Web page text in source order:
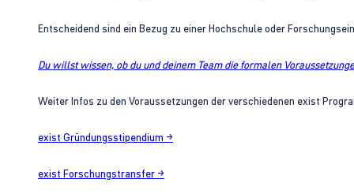
Entscheidend sind ein Bezug zu einer Hochschule oder
Du willst wissen, ob du und deinem Team die formalen
Weiter Infos zu den Voraussetzungen der verschiedenen exist
exist Gründungsstipendium →
exist Forschungstransfer →